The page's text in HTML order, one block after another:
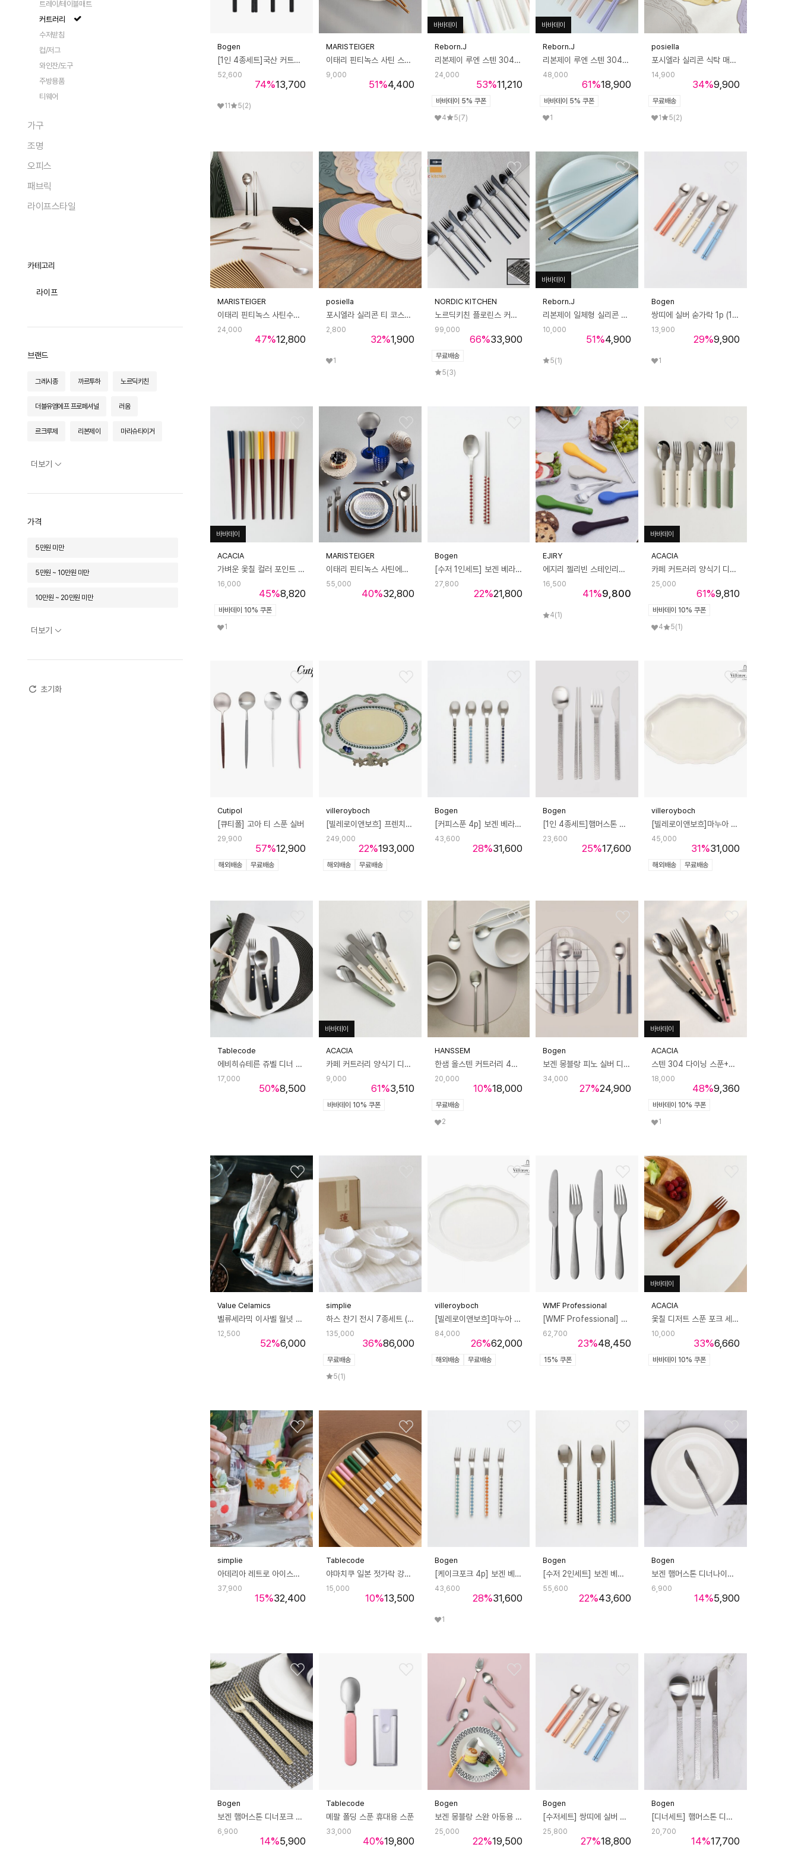
가디건/베스트
트렌치
팬츠
데님
숄더백
크로스백
에코/캔버스백
토트백
백팩
클러치/파우치
액세서리
스니커즈/운동화
액세서리
전체
모자
지갑
스카프/머플러
패션 액세서리
쥬얼리
시계
기타잡화
라운지웨어
전체
여성 상의
여성 하의
페어
투피스/세트
ACC
화병/화분
청소
트레이/테이블매트
커트러리
수저받침
컵/저그
와인잔/도구
주방용품
티웨어
가구
전체
테이블 체어
라운지 체어
식탁/테이블
조명
전체
플로어 조명
스탠드 조명
오피스
전체
트레이
패브릭
전체
이불
쿠션/베개
라이프스타일
생활가전
바바더컬쳐
카테고리
라이프
브랜드
그레시종 까르투하 노르딕키친
더블유엠에프 프로페셔널 러움
르크루제 리본제이 마리슈타이거
더보기
가격
5만원 미만
5만원 ~ 10만원 미만
10만원 ~ 20만원 미만
더보기
초기화
Bogen
[1인 4종세트]국산 커트러리 스텐 304 수저 포크 나이프 세트 보겐 미네뜨
74%
52,600
13,700
11 5(2)
MARISTEIGER
이태리 핀티녹스 사틴 스페셜 브런치 3종
51%
9,000
4,400
바바데이
Reborn.J
리본제이 루엔 스텐 304 슬림 2인 수저세트 6color 숟가락 2P + 젓가락 2P
53%
24,000
11,210
바바데이 5% 쿠폰
4
5(7)
바바데이
Reborn.J
리본제이 루엔 스텐 304 슬림 4인 수저세트 6color 숟가락 4P + 젓가락 4P
61%
48,000
18,900
바바데이 5% 쿠폰
1
posiella
포시엘라 실리콘 식탁 매트 테이블 매트 방수 북유럽
34%
14,900
9,900
무료배송
1
5(2)
MARISTEIGER
이태리 핀티녹스 사틴수저세트 1인조
47%
24,000
12,800
posiella
포시엘라 실리콘 티 코스터 코스트 찻잔 컵받침대
32%
2,800
1,900
1
NORDIC KITCHEN
노르딕키친 플로린스 커트러리 14P(블랙)
66%
99,000
33,900
무료배송
5(3)
바바데이
Reborn.J
리본제이 일체형 실리콘 요리용 젓가락 30cm / 튀김 젓가락 긴젓가락
51%
10,000
4,900
5(1)
Bogen
쌍띠에 실버 숟가락 1p (10color) 국산 커트러리 한식 수저 스푼
29%
13,900
9,900
1
바바데이
ACACIA
가벼운 옻칠 컬러 포인트 나무 젓가락 신혼부부 젓가락7P세트
45%
16,000
8,820
바바데이 10% 쿠폰
1
MARISTEIGER
이태리 핀티녹스 사틴에디션 1인조 7피스
40%
55,000
32,800
Bogen
[수저 1인세트] 보겐 베라 체크 커트러리 숟가락+젓가락 (10color)
22%
27,800
21,800
EJIRY
에지리 젤리빈 스테인리스 무소음 수저세트 (포크+스푼+젓가락) 8종 (택1)
41%
16,500
9,800
4(1)
바바데이
ACACIA
카페 커트러리 양식기 디너 포크 나이프 3P세트 2컬러
61%
25,000
9,810
바바데이 10% 쿠폰
4
5(1)
Cutipol
[큐티폴] 고아 티 스푼 실버
57%
29,900
12,900
해외배송 무료배송
villeroyboch
[빌레로이앤보흐] 프렌치가든 플로렌스 오발 플래터 37cm
22%
249,000
193,000
해외배송 무료배송
Bogen
[커피스푼 4p] 보겐 베라 체크 커트러리 티스푼 카페 요거트스푼
28%
43,600
31,600
Bogen
[1인 4종세트]햄머스톤 국산 커트러리 수저 포크 나이프 세트
25%
23,600
17,600
villeroyboch
[빌레로이앤보흐]마누아 피클접시 24cm
31%
45,000
31,000
해외배송 무료배송
Tablecode
에비히슈테른 쥬벨 디너 커트러리
50%
17,000
8,500
바바데이
ACACIA
카페 커트러리 양식기 디너 포크 나이프 2컬러
61%
9,000
3,510
바바데이 10% 쿠폰
HANSSEM
한샘 올스텐 커트러리 4인조 수저세트 티스푼포크세트
10%
20,000
18,000
무료배송
2
Bogen
보겐 몽블랑 피노 실버 디너 4종 세트 5color
27%
34,000
24,900
바바데이
ACACIA
스텐 304 다이닝 스푼+포크+나이프 커트러리 3P세트
48%
18,000
9,360
바바데이 10% 쿠폰
1
Value Celamics
벨류세라믹 이사벨 월넛 블랙 커트러리
52%
12,500
6,000
simplie
하스 찬기 전시 7종세트 (박스 쇼핑백 구성)
36%
135,000
86,000
무료배송
5(1)
villeroyboch
[빌레로이앤보흐]마누아 오발 플래터 37cm
26%
84,000
62,000
해외배송 무료배송
WMF Professional
[WMF Professional] 사라 2종 2세트
23%
62,700
48,450
15% 쿠폰
바바데이
ACACIA
옻칠 디저트 스푼 포크 세트 카페용품 우드스푼
33%
10,000
6,660
바바데이 10% 쿠폰
simplie
아데리아 레트로 아이스크림볼 파르페잔 고블렛잔 높은형 285ml
15%
37,900
32,400
Tablecode
야마치쿠 일본 젓가락 강코 23cm 식기세척기 가능
10%
15,000
13,500
Bogen
[케이크포크 4p] 보겐 베라 체크 커트러리 디저트 카페 과일 포크
28%
43,600
31,600
1
Bogen
[수저 2인세트] 보겐 베라 체크 커트러리 숟가락2p+젓가락2p
22%
55,600
43,600
Bogen
보겐 햄머스톤 디너나이프 국산 커트러리 스테이크 칼 양식기 1p
14%
6,900
5,900
Bogen
보겐 햄머스톤 디너포크 국산 커트러리 양식기 카페 브런치포크 1p
14%
6,900
5,900
Tablecode
메팔 폴딩 스푼 휴대용 스푼
40%
33,000
19,800
Bogen
보겐 몽블랑 스완 아동용 양식기 세트 (실버)
22%
25,000
19,500
Bogen
[수저세트] 쌍띠에 실버 국산 커트러리 한식기 숟가락 젓가락
27%
25,800
18,800
Bogen
[디너세트] 햄머스톤 디너스푼 디너포크 디너나이프 국산 커트러리 양식기
14%
20,700
17,700